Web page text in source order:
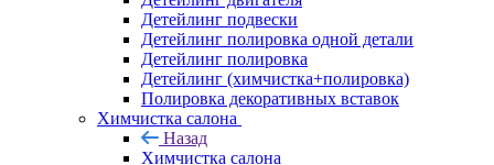
Детейлинг подвески
Детейлинг полировка одной детали
Детейлинг полировка
Детейлинг (химчистка+полировка)
Полировка декоративных вставок
Химчистка салона
Назад
Химчистка салона